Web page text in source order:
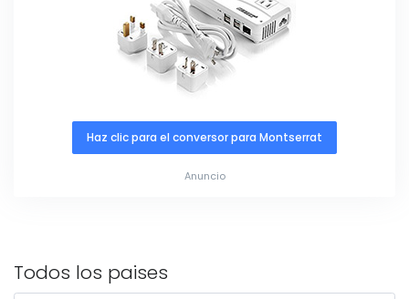
Haz clic para el conversor para Montserrat
Anuncio
Todos los paises